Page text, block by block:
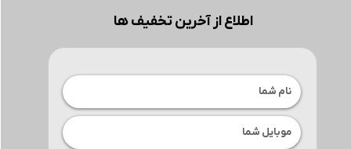
اطلاع از آخرین تخفیف ها